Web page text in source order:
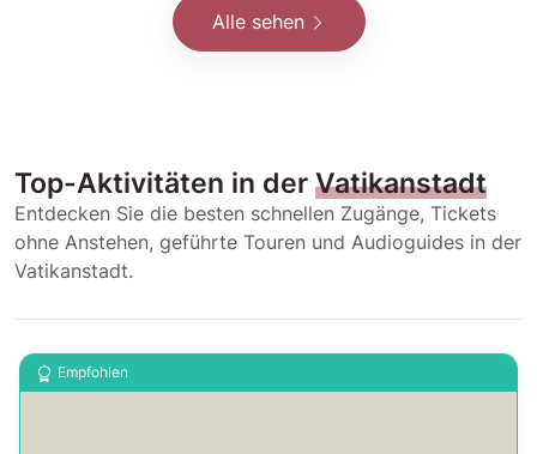
Alle sehen
Top-Aktivitäten in der Vatikanstadt
Entdecken Sie die besten schnellen Zugänge, Tickets
ohne Anstehen, geführte Touren und Audioguides in der
Vatikanstadt.
Empfohlen